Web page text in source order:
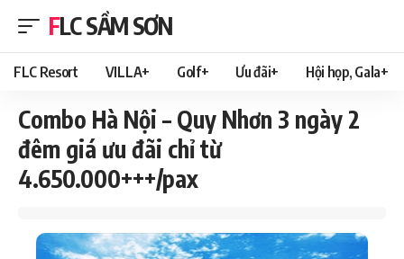
FLC SẦM SƠN
FLC Resort VILLA+ Golf+ Ưu đãi+ Hội họp, Gala+
Combo Hà Nội – Quy Nhơn 3 ngày 2
đêm giá ưu đãi chỉ từ
4.650.000+++/pax